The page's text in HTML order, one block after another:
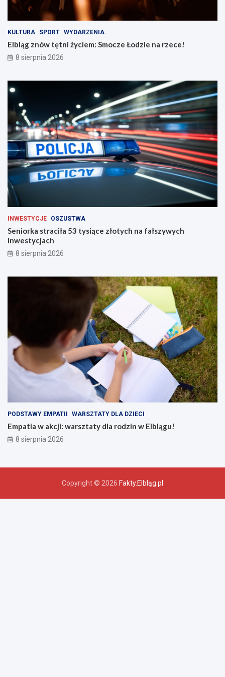
i
n
d
r
a
c
e
!
KULTURA SPORT WYDARZENIA
Elbląg znów tętni życiem: Smocze Łodzie na rzece!
8 sierpnia 2026
INWESTYCJE OSZUSTWA
Seniorka straciła 53 tysiące złotych na fałszywych
inwestycjach
8 sierpnia 2026
PODSTAWY EMPATII WARSZTATY DLA DZIECI
Empatia w akcji: warsztaty dla rodzin w Elblągu!
8 sierpnia 2026
Copyright © 2026 Fakty.Elbląg.pl